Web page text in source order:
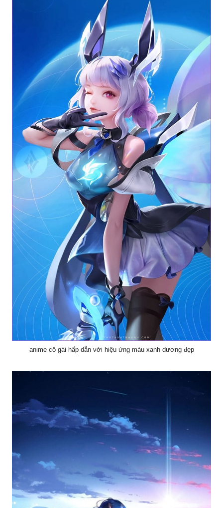
anime cô gái hấp dẫn với hiệu ứng màu xanh dương đẹp